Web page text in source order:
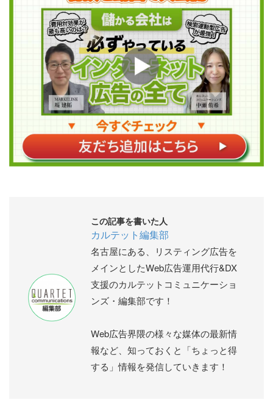
この記事を書いた人
カルテット編集部
名古屋にある、リスティング広告を
メインとしたWeb広告運用代行&DX
支援のカルテットコミュニケーショ
ンズ・編集部です！
Web広告界隈の様々な媒体の最新情
報など、知っておくと「ちょっと得
する」情報を発信していきます！